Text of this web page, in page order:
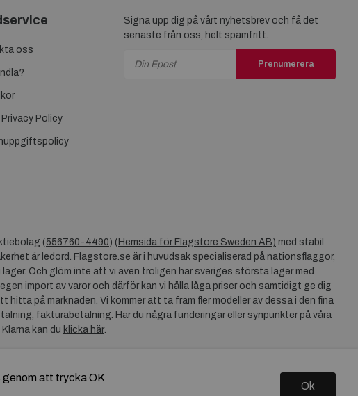
oss
Privacy Policy
Signa upp dig på vårt nyhetsbrev och få det
senaste från oss, helt spamfritt.
Prenumerera
(556760-4490) ( Hemsida för Flagstore Sweden AB) med stabil
är ledord. Flagstore.se är i huvudsak specialiserad på nationsflaggor,
Och glöm inte att vi även troligen har sveriges största lager med
import av varor och därför kan vi hålla låga priser och samtidigt ge dig
på marknaden. Vi kommer att ta fram fler modeller av dessa i den fina
fakturabetalning. Har du några funderingar eller synpunkter på våra
kan du klicka här.
genom att trycka OK
Ok